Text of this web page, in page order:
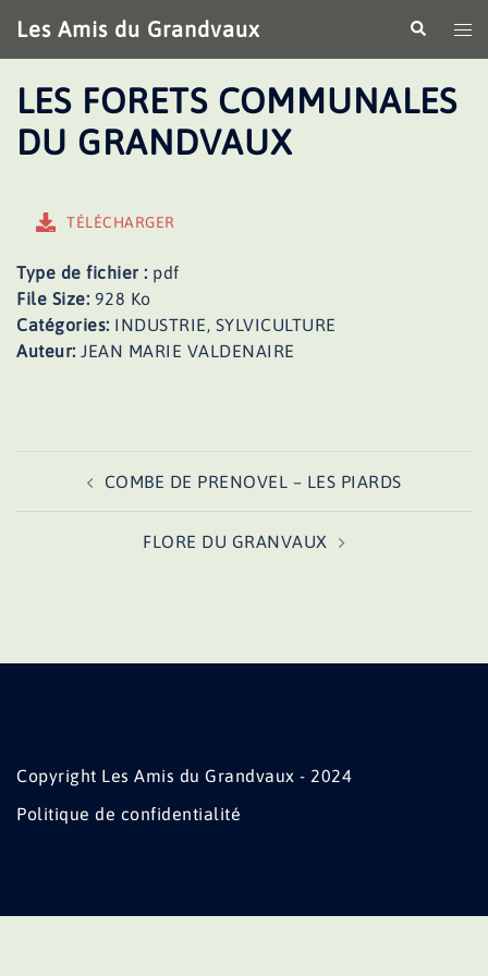
au
contenu
Les Amis du Grandvaux
le
LES FORETS COMMUNALES
DU GRANDVAUX
TÉLÉCHARGER
Type de fichier : pdf
File Size: 928 Ko
Catégories: INDUSTRIE, SYLVICULTURE
Auteur: JEAN MARIE VALDENAIRE
d’articleCOMBE DE PRENOVEL – LES PIARDS
FLORE DU GRANVAUX
Copyright Les Amis du Grandvaux - 2024
Politique de confidentialité